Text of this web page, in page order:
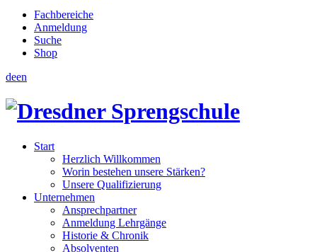
Fachbereiche
Anmeldung
Suche
Shop
deen
Start
Herzlich Willkommen
Worin bestehen unsere Stärken?
Unsere Qualifizierung
Unternehmen
Ansprechpartner
Anmeldung Lehrgänge
Historie & Chronik
Absolventen